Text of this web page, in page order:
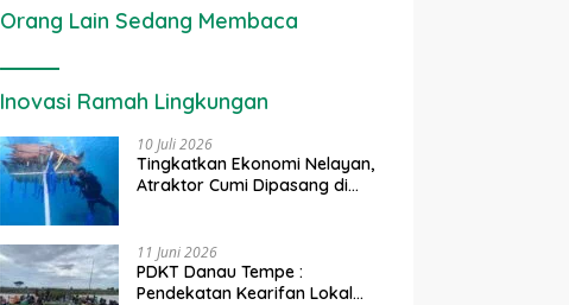
Orang Lain Sedang Membaca
Inovasi Ramah Lingkungan
10 Juli 2026
Tingkatkan Ekonomi Nelayan,
Atraktor Cumi Dipasang di
11 Juni 2026
PDKT Danau Tempe :
Pendekatan Kearifan Lokal